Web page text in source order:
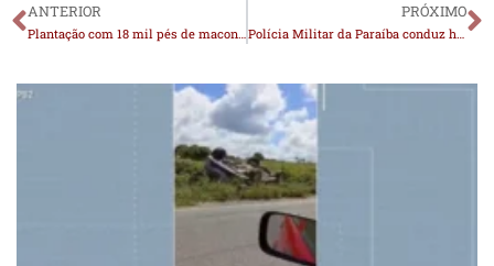
ANTERIOR
Plantação com 18 mil pés de maconha para abastecer o tráfico é encontrada em Monteiro; Um suspeito é preso
PRÓXIMO
Polícia Militar da Paraíba conduz homem por desobediência e direção perigosa em Monteiro